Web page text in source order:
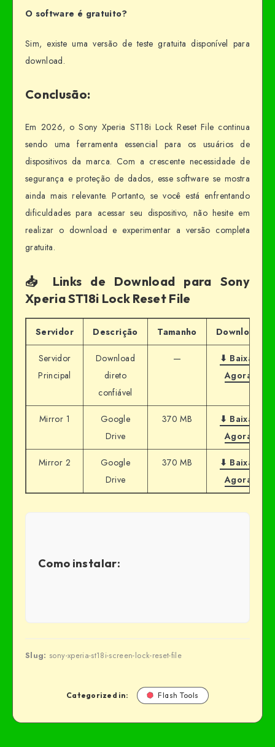
O software é gratuito?
Sim, existe uma versão de teste gratuita disponível para
download.
Conclusão:
Em 2026, o Sony Xperia ST18i Lock Reset File continua
sendo uma ferramenta essencial para os usuários de
dispositivos da marca. Com a crescente necessidade de
segurança e proteção de dados, esse software se mostra
ainda mais relevante. Portanto, se você está enfrentando
dificuldades para acessar seu dispositivo, não hesite em
realizar o download e experimentar a versão completa
gratuita.
📥 Links de Download para Sony
Xperia ST18i Lock Reset File
Servidor Descrição Tamanho Download
Servidor
Principal
Download
direto
confiável
—
⬇ Baixar
Agora
Mirror 1
Google
Drive
370 MB
⬇ Baixar
Agora
Mirror 2
Google
Drive
370 MB
⬇ Baixar
Agora
Como instalar:
Slug: sony-xperia-st18i-screen-lock-reset-file
Categorized in: Flash Tools